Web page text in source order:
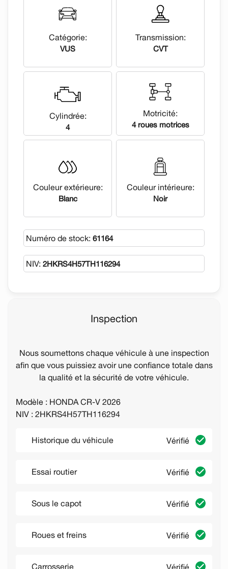
Catégorie:
VUS
Transmission:
CVT
Cylindrée:
4
Motricité:
4 roues motrices
Couleur extérieure:
Blanc
Couleur intérieure:
Noir
Numéro de stock: 61164
NIV: 2HKRS4H57TH116294
Inspection
Nous soumettons chaque véhicule à une inspection
afin que vous puissiez avoir une confiance totale dans
la qualité et la sécurité de votre véhicule.
Modèle : HONDA CR-V 2026
NIV : 2HKRS4H57TH116294
Historique du véhicule Vérifié
Essai routier Vérifié
Sous le capot Vérifié
Roues et freins Vérifié
Carrosserie Vérifié